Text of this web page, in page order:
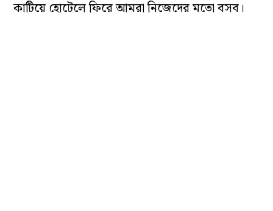
কাটিয়ে হোটেলে ফিরে আমরা নিজেদের মতো বসব।